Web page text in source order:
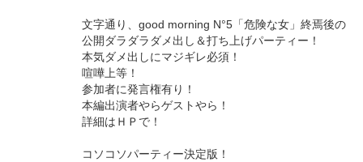
文字通り、good morning N°5「危険な女」終焉後の
公開ダラダラダメ出し＆打ち上げパーティー！
本気ダメ出しにマジギレ必須！
喧嘩上等！
参加者に発言権有り！
本編出演者やらゲストやら！
詳細はＨＰで！
コソコソパーティー決定版！